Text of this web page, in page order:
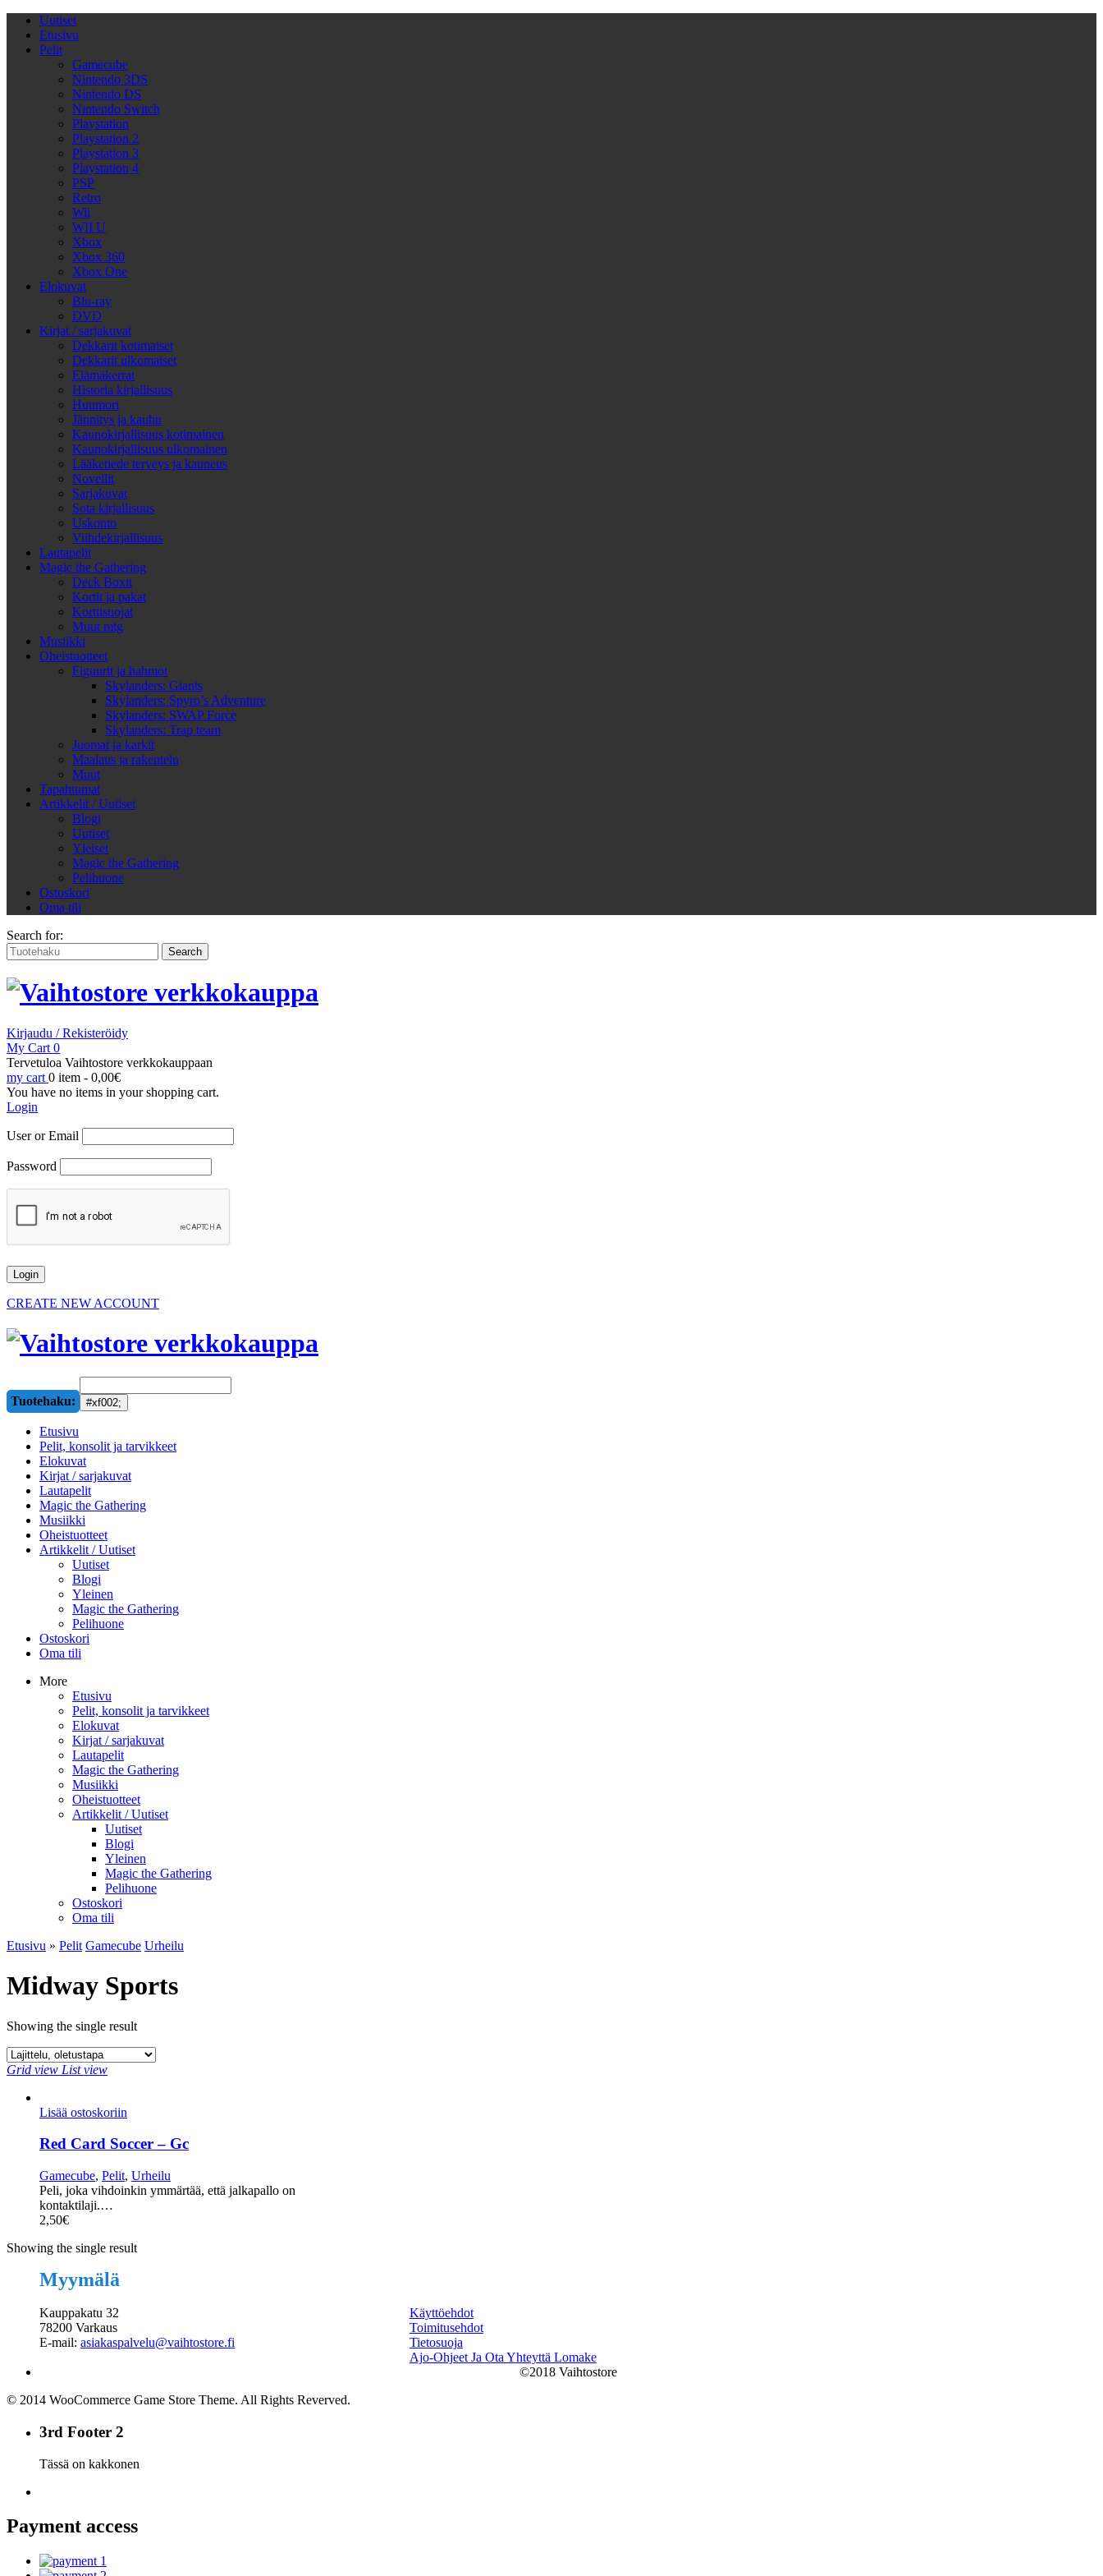
Uutiset
Etusivu
Pelit
Gamecube
Nintendo 3DS
Nintendo DS
Nintendo Switch
Playstation
Playstation 2
Playstation 3
Playstation 4
PSP
Retro
Wii
WII U
Xbox
Xbox 360
Xbox One
Elokuvat
Blu-ray
DVD
Kirjat / sarjakuvat
Dekkarit kotimaiset
Dekkarit ulkomaiset
Elämäkerrat
Historia kirjallisuus
Huumori
Jännitys ja kauhu
Kaunokirjallisuus kotimainen
Kaunokirjallisuus ulkomainen
Lääketiede terveys ja kauneus
Novellit
Sarjakuvat
Sota kirjallisuus
Uskonto
Viihdekirjallisuus
Lautapelit
Magic the Gathering
Deck Boxit
Kortit ja pakat
Korttisuojat
Muut mtg
Musiikki
Oheistuotteet
Figuurit ja hahmot
Skylanders: Giants
Skylanders: Spyro’s Adventure
Skylanders: SWAP Force
Skylanders: Trap team
Juomat ja karkit
Maalaus ja rakentelu
Muut
Tapahtumat
Artikkelit / Uutiset
Blogi
Uutiset
Yleiset
Magic the Gathering
Pelihuone
Ostoskori
Oma tili
Search for:
Kirjaudu / Rekisteröidy
My Cart 0
Tervetuloa Vaihtostore verkkokauppaan
my cart 0 item - 0,00€
You have no items in your shopping cart.
Login
User or Email
Password
CREATE NEW ACCOUNT
Tuotehaku:
Etusivu
Pelit, konsolit ja tarvikkeet
Elokuvat
Kirjat / sarjakuvat
Lautapelit
Magic the Gathering
Musiikki
Oheistuotteet
Artikkelit / Uutiset
Uutiset
Blogi
Yleinen
Magic the Gathering
Pelihuone
Ostoskori
Oma tili
More
Etusivu
Pelit, konsolit ja tarvikkeet
Elokuvat
Kirjat / sarjakuvat
Lautapelit
Magic the Gathering
Musiikki
Oheistuotteet
Artikkelit / Uutiset
Uutiset
Blogi
Yleinen
Magic the Gathering
Pelihuone
Ostoskori
Oma tili
Etusivu » Pelit Gamecube Urheilu
Midway Sports
Showing the single result
Grid view List view
Lisää ostoskoriin
Red Card Soccer – Gc
Gamecube, Pelit, Urheilu
Peli, joka vihdoinkin ymmärtää, että jalkapallo on
kontaktilaji.…
2,50€
Showing the single result
Myymälä
Kauppakatu 32
78200 Varkaus
E-mail: asiakaspalvelu@vaihtostore.fi
Käyttöehdot
Toimitusehdot
Tietosuoja
Ajo-Ohjeet Ja Ota Yhteyttä Lomake
©2018 Vaihtostore
© 2014 WooCommerce Game Store Theme. All Rights Reverved.
3rd Footer 2
Tässä on kakkonen
Payment access